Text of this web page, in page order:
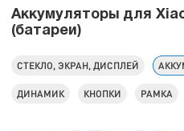
Аккумуляторы для
(батареи)
СТЕКЛО, ЭКРАН, ДИСПЛЕЙ
ДИНАМИК КНОПКИ РАМКА